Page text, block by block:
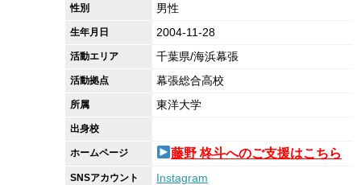
性別 男性
生年月日 2004-11-28
活動エリア 千葉県/海浜幕張
活動拠点 幕張総合高校
所属 東洋大学
出身校
ホームページ 藤野 柊斗へのご支援はこちら
SNSアカウント Instagram